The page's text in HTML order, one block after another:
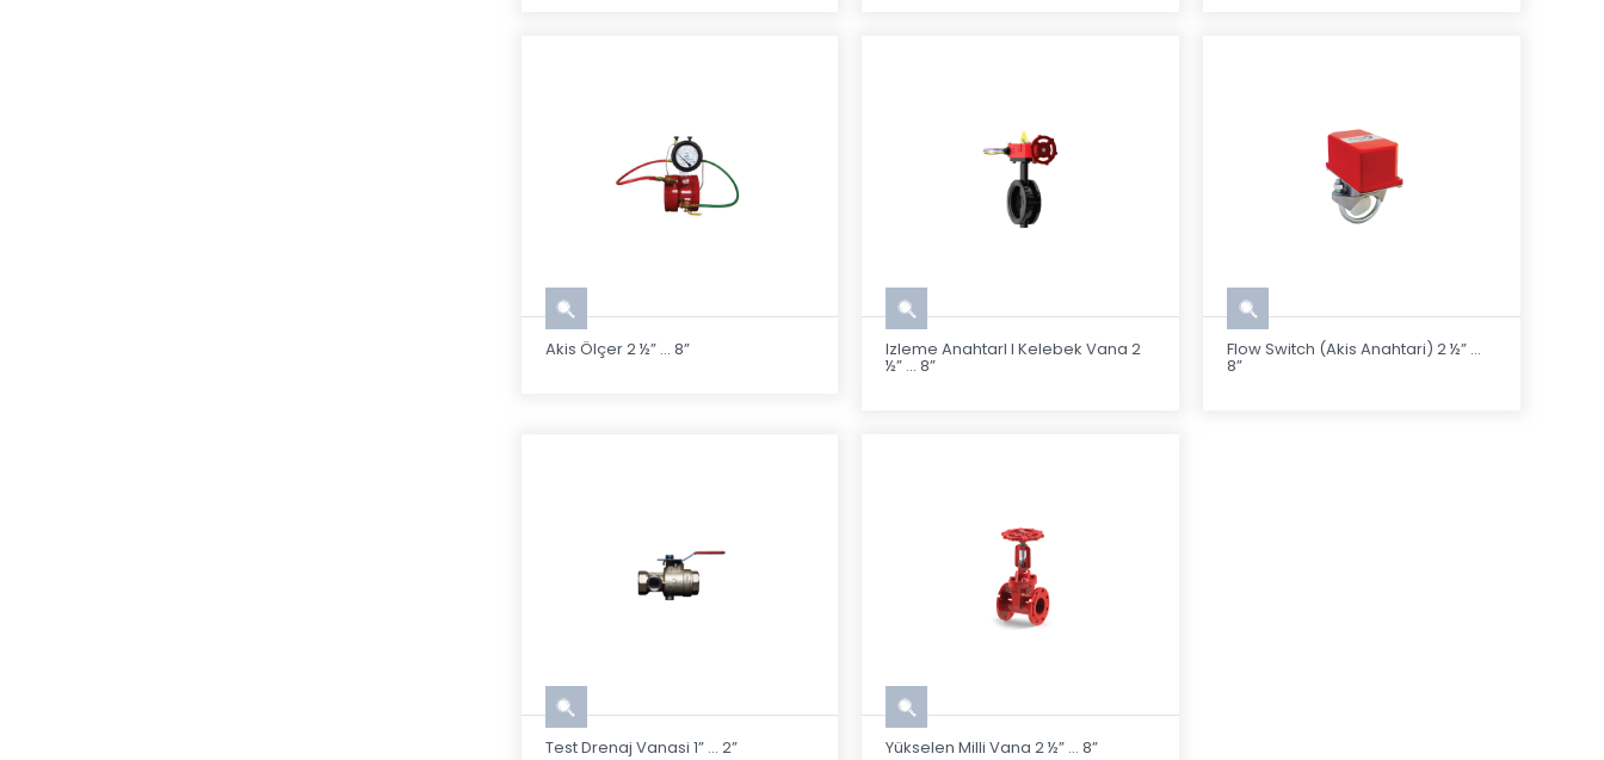
Akis Ölçer 2 ½” ... 8” Izleme Anahtarl I Kelebek Vana 2
½” ... 8”
Flow Switch (Akis Anahtari) 2 ½” ...
8”
Test Drenaj Vanasi 1” ... 2” Yükselen Milli Vana 2 ½” ... 8”